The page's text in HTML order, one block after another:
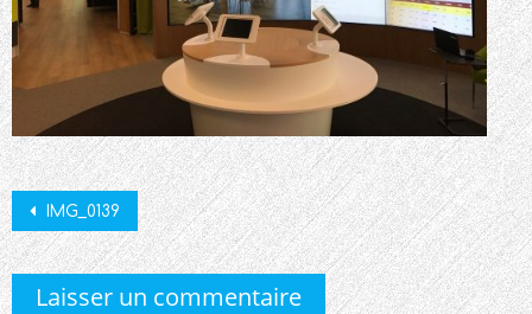
Post
navigation
IMG_0139
Laisser un commentaire